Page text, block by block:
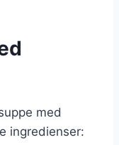
med
ingredienser: